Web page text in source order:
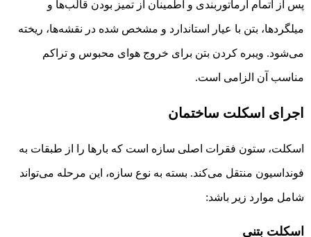
پس از اتمام آرماتوربندی و اطمینان از تمیز بودن قالب‌ها و
میلگردها، بتن با عیار استاندارد و مشخص شده در نقشه‌ها، ریخته
می‌شود. ویبره کردن بتن برای خروج هوای محبوس و تراکم
مناسب آن الزامی است.
اجرای اسکلت ساختمان
اسکلت، ستون فقرات اصلی سازه است که بارها را از طبقات به
فونداسیون منتقل می‌کند. بسته به نوع سازه، این مرحله می‌تواند
شامل موارد زیر باشد:
اسکلت بتنی